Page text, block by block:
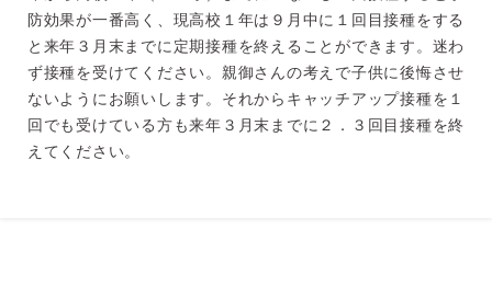
防効果が一番高く、現高校１年は９月中に１回目接種をする
と来年３月末までに定期接種を終えることができます。迷わ
ず接種を受けてください。親御さんの考えで子供に後悔させ
ないようにお願いします。それからキャッチアップ接種を１
回でも受けている方も来年３月末までに２．３回目接種を終
えてください。